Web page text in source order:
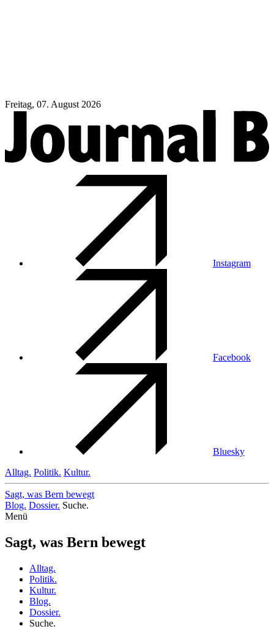
Freitag, 07. August 2026
Instagram
Facebook
Bluesky
Alltag. Politik. Kultur.
Sagt, was Bern bewegt
Blog. Dossier. Suche.
Menü
Sagt, was Bern bewegt
Alltag.
Politik.
Kultur.
Blog.
Dossier.
Suche.